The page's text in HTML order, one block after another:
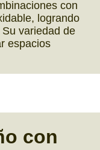
con
logrando
variedad de
espacios
con